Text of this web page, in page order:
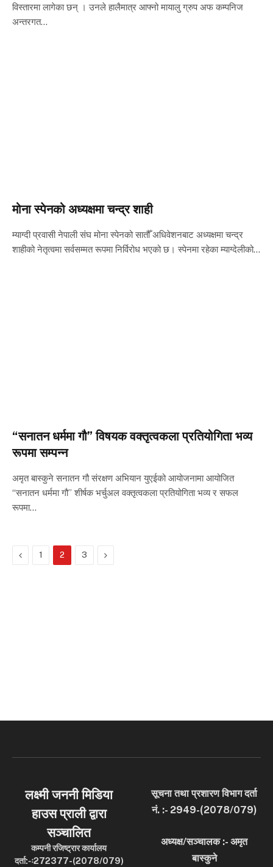
विस्तारमा लागेका छन् । उनले हालैमात्र आफ्नो मायालु ग्रुप अफ कम्पनिज
अन्तरगत…
मोना स्पेनको अध्यक्षमा चन्द्र शाही
म्याग्दी प्रवासी नेपाली संघ मोना स्पेनको सातौँ अधिवेशनबाट अध्यक्षमा चन्द्र
शाहीको नेतृत्वमा सर्वसम्मत रूपमा निर्विरोध भएको छ। स्पेनमा रहेका म्याग्देलीको…
“सनातन धर्ममा गौ” विषयक वक्तृत्वकला प्रतियोगिता भव्य
रूपमा सम्पन्न
अमृत बास्कुने सनातन गौ संरक्षण अभियान युएईको आयोजनामा आयोजित
“सनातन धर्ममा गौ” शीर्षक भर्चुअल वक्तृत्वकला प्रतियोगिता भव्य र सफल
रूपमा…
Previous
1 2 3 Next
लक्ष्मी जननी मिडिया
हाउस प्राली द्वारा
सञ्चालित
कम्पनी रजिष्ट्रार कार्यालय
दर्ता:-ः272377-(2078/079)
सूचना तथा प्रशारण विभाग दर्ता
नं. :- 2949-(2078/079)
अध्यक्ष/सञ्चालक :- अमृत
बास्कुने